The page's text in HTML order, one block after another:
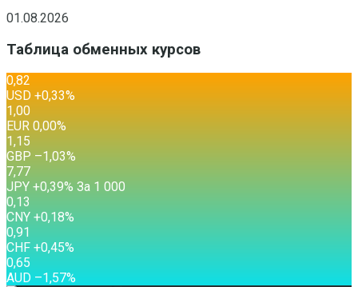
01.08.2026
Таблица обменных курсов
0,82
USD +0,33%
1,00
EUR 0,00%
1,15
GBP –1,03%
7,77
JPY +0,39% За 1 000
0,13
CNY +0,18%
0,91
CHF +0,45%
0,65
AUD –1,57%